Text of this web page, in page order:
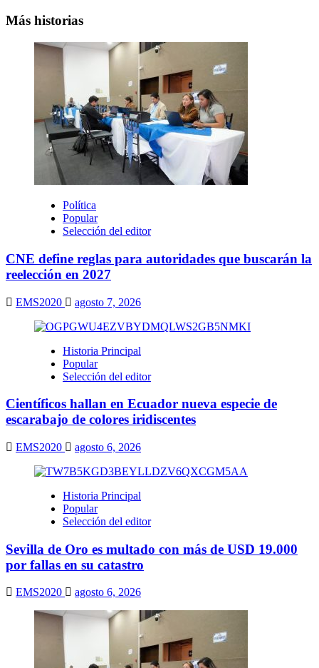
Más historias
Política
Popular
Selección del editor
CNE define reglas para autoridades que buscarán la
reelección en 2027
EMS2020 agosto 7, 2026
Historia Principal
Popular
Selección del editor
Científicos hallan en Ecuador nueva especie de
escarabajo de colores iridiscentes
EMS2020 agosto 6, 2026
Historia Principal
Popular
Selección del editor
Sevilla de Oro es multado con más de USD 19.000
por fallas en su catastro
EMS2020 agosto 6, 2026